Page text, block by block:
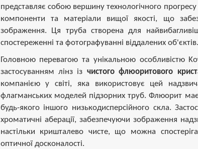
представляє собою вершину технологічного прогресу
компоненти та матеріали вищої якості, що
зображення. Ця труба створена для
спостереженні та фотографуванні віддалених об'єктів.
Головною перевагою та унікальною особливістю
застосуванням лінз із чистого флюоритового
компанією у світі, яка використовує цей
флагманських моделей підзорних труб. Флюорит
будь-якого іншого низькодисперсійного скла.
хроматичні аберації, забезпечуючи зображення
настільки кришталево чисте, що можна
оптичної досконалості.